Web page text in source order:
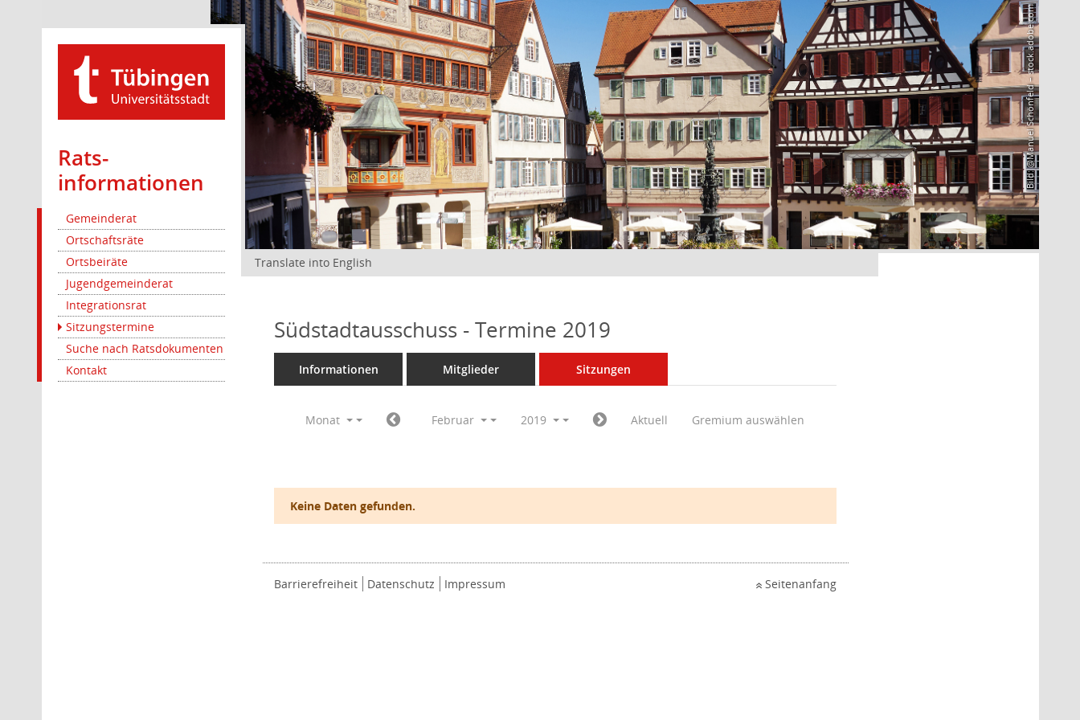
Rats­
informationen
Gemeinderat
Ortschaftsräte
Ortsbeiräte
Jugendgemeinderat
Integrationsrat
Sitzungstermine
Suche nach Ratsdokumenten
Kontakt
Bild: @Manuel Schönfeld – stock.adobe.com
Translate into English
Südstadtausschuss - Termine 2019
Informationen Mitglieder Sitzungen
Monat Februar 2019 Aktuell Gremium auswählen
Keine Daten gefunden.
Barrierefreiheit Datenschutz Impressum Seitenanfang